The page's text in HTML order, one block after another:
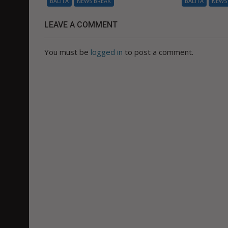
LEAVE A COMMENT
You must be logged in to post a comment.